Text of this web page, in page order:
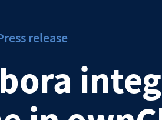
release